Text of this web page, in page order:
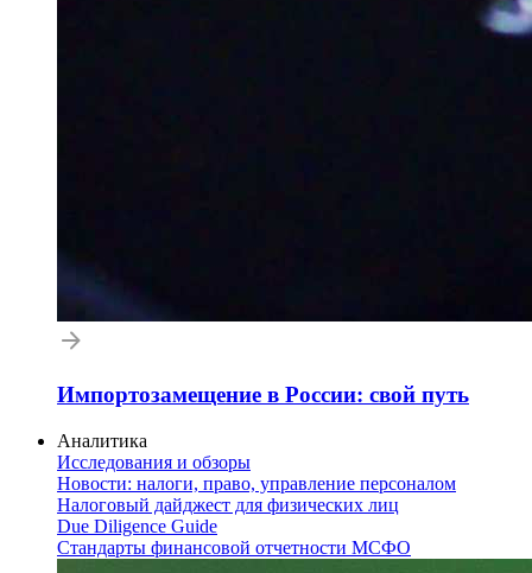
Импортозамещение в России: свой путь
Аналитика
Исследования и обзоры
Новости: налоги, право, управление персоналом
Налоговый дайджест для физических лиц
Due Diligence Guide
Стандарты финансовой отчетности МСФО